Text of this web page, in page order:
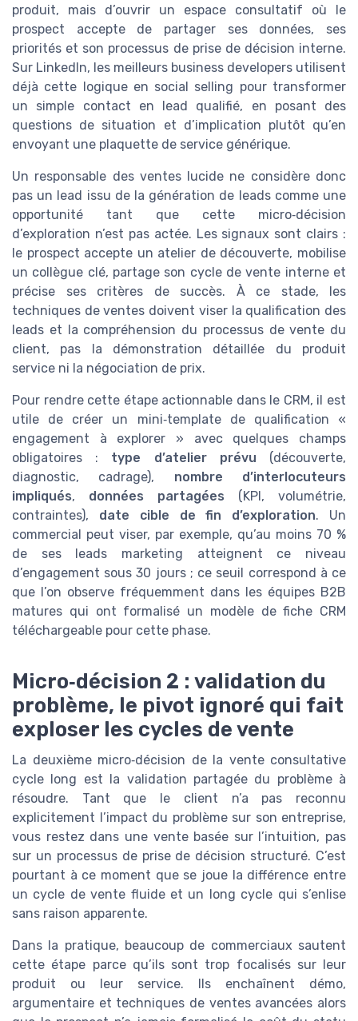
produit, mais d’ouvrir un espace consultatif où le
prospect accepte de partager ses données, ses
priorités et son processus de prise de décision interne.
Sur LinkedIn, les meilleurs business developers utilisent
déjà cette logique en social selling pour transformer
un simple contact en lead qualifié, en posant des
questions de situation et d’implication plutôt qu’en
envoyant une plaquette de service générique.
Un responsable des ventes lucide ne considère donc
pas un lead issu de la génération de leads comme une
opportunité tant que cette micro‑décision
d’exploration n’est pas actée. Les signaux sont clairs :
le prospect accepte un atelier de découverte, mobilise
un collègue clé, partage son cycle de vente interne et
précise ses critères de succès. À ce stade, les
techniques de ventes doivent viser la qualification des
leads et la compréhension du processus de vente du
client, pas la démonstration détaillée du produit
service ni la négociation de prix.
Pour rendre cette étape actionnable dans le CRM, il est
utile de créer un mini‑template de qualification «
engagement à explorer » avec quelques champs
obligatoires : type d’atelier prévu (découverte,
diagnostic, cadrage), nombre d’interlocuteurs
impliqués, données partagées (KPI, volumétrie,
contraintes), date cible de fin d’exploration. Un
commercial peut viser, par exemple, qu’au moins 70 %
de ses leads marketing atteignent ce niveau
d’engagement sous 30 jours ; ce seuil correspond à ce
que l’on observe fréquemment dans les équipes B2B
matures qui ont formalisé un modèle de fiche CRM
téléchargeable pour cette phase.
Micro‑décision 2 : validation du
problème, le pivot ignoré qui fait
exploser les cycles de vente
La deuxième micro‑décision de la vente consultative
cycle long est la validation partagée du problème à
résoudre. Tant que le client n’a pas reconnu
explicitement l’impact du problème sur son entreprise,
vous restez dans une vente basée sur l’intuition, pas
sur un processus de prise de décision structuré. C’est
pourtant à ce moment que se joue la différence entre
un cycle de vente fluide et un long cycle qui s’enlise
sans raison apparente.
Dans la pratique, beaucoup de commerciaux sautent
cette étape parce qu’ils sont trop focalisés sur leur
produit ou leur service. Ils enchaînent démo,
argumentaire et techniques de ventes avancées alors